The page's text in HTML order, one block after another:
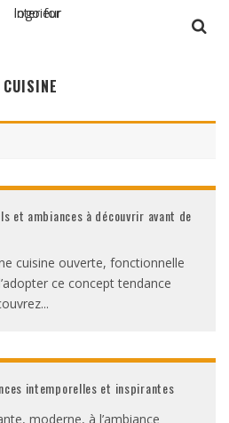
CUISINE
et ambiances à découvrir avant de
cuisine ouverte, fonctionnelle
ce concept tendance
...
intemporelles et inspirantes
moderne, à l’ambiance